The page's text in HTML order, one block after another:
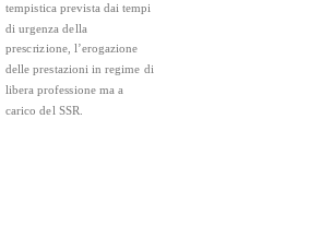
tempistica prevista dai tempi
di urgenza della
prescrizione, l’erogazione
delle prestazioni in regime di
libera professione ma a
carico del SSR.